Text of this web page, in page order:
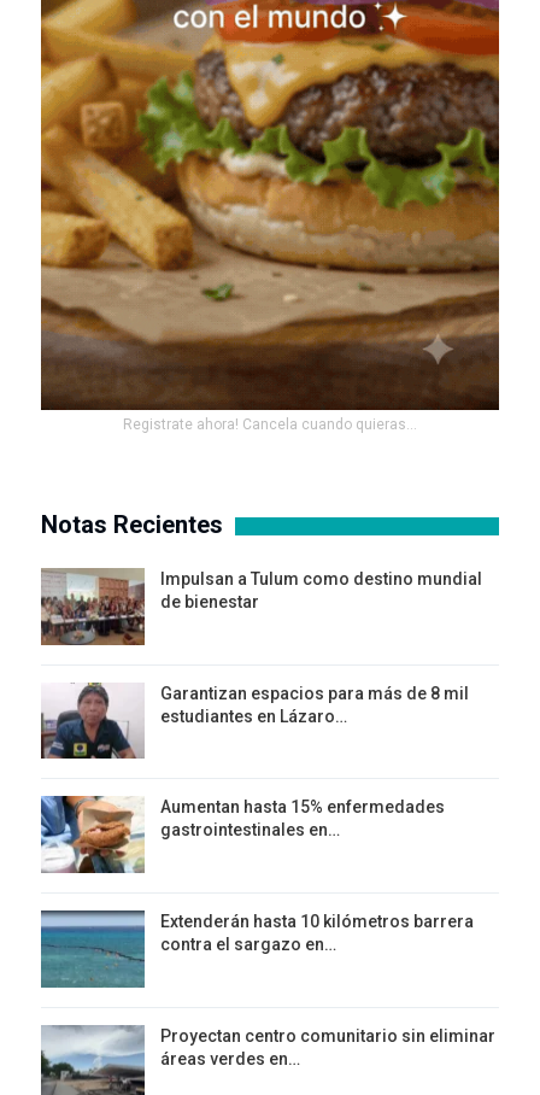
Registrate ahora! Cancela cuando quieras...
Notas Recientes
Impulsan a Tulum como destino mundial
de bienestar
Garantizan espacios para más de 8 mil
estudiantes en Lázaro…
Aumentan hasta 15% enfermedades
gastrointestinales en…
Extenderán hasta 10 kilómetros barrera
contra el sargazo en…
Proyectan centro comunitario sin eliminar
áreas verdes en…